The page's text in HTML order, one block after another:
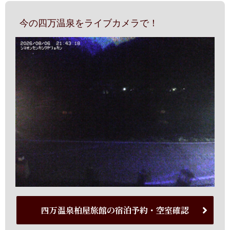
今の四万温泉をライブカメラで！
四万温泉柏屋旅館の宿泊予約・空室確認